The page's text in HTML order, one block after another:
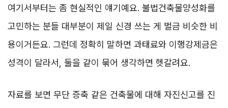
여기서부터는 좀 현실적인 얘기예요. 불법건축물양성화를
고민하는 분들 대부분이 제일 신경 쓰는 게 벌금 비슷한 비
용이거든요. 그런데 정확히 말하면 과태료와 이행강제금은
성격이 달라서, 둘을 같이 묶어 생각하면 헷갈려요.
자료를 보면 무단 증축 같은 건축물에 대해 자진신고를 진